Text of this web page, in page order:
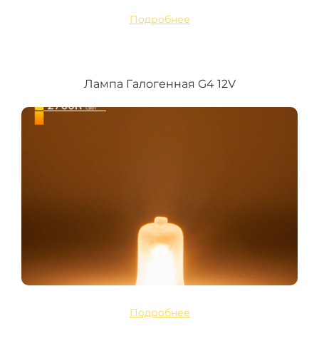
Подробнее
Лампа Галогенная G4 12V
Подробнее